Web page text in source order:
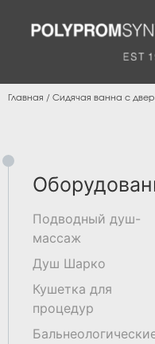
Главная / Сидячая ванна с
Подводный душ-
массаж
Душ Шарко
Кушетка для
процедур